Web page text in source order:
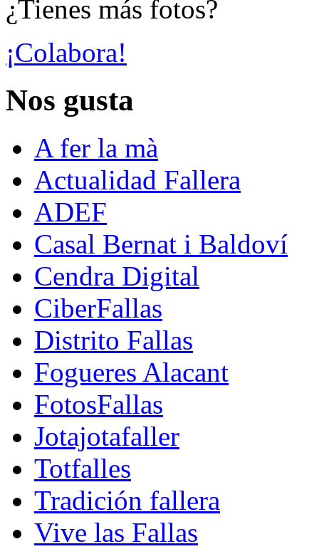
¿Tienes más fotos?
¡Colabora!
Nos gusta
A fer la mà
Actualidad Fallera
ADEF
Casal Bernat i Baldoví
Cendra Digital
CiberFallas
Distrito Fallas
Fogueres Alacant
FotosFallas
Jotajotafaller
Totfalles
Tradición fallera
Vive las Fallas